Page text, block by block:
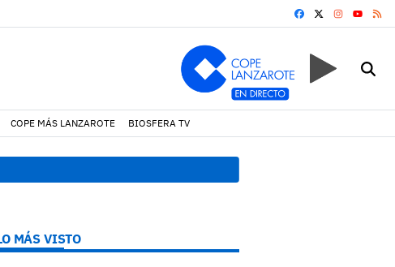
FACEBOOK
YOUTUBE
COPE MÁS LANZAROTE BIOSFERA TV
la Guía de Seguridad en Actividades Náuticas
MÁS VISTO